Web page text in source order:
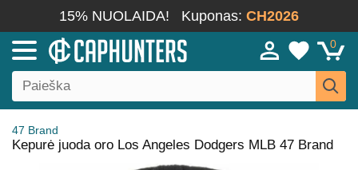
15% NUOLAIDA! Kuponas: CH2026
0
47 Brand
Kepurė juoda oro Los Angeles Dodgers MLB 47 Brand